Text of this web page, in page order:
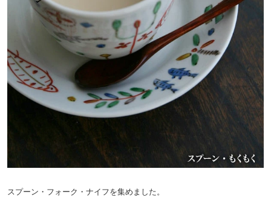
スプーン・フォーク・ナイフを集めました。